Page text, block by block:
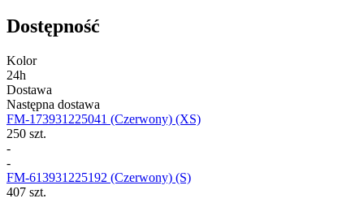
Dostępność
Kolor
24h
Dostawa
Następna dostawa
FM-173931225041 (Czerwony) (XS)
250 szt.
-
-
FM-613931225192 (Czerwony) (S)
407 szt.